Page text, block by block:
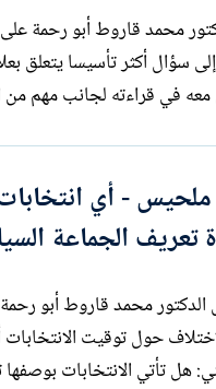
محمد قاروط أبو رحمة
سؤال أكثر تأسيسا يتعلق
معه في قراءته لجانب مهم من
ملحيس - أي
تعريف الجماعة
الدكتور محمد قاروط أبو
حول توقيت الانتخابات
وطني سابق...